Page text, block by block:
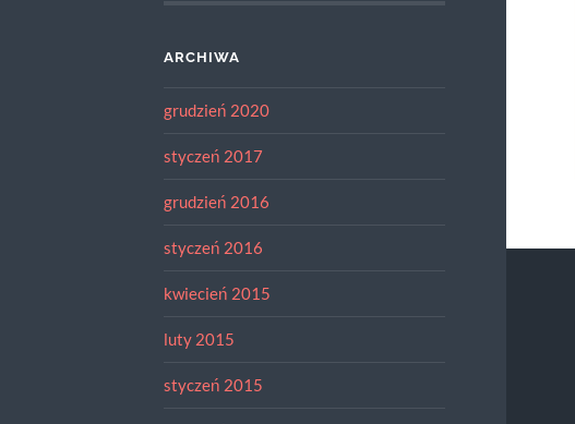
ARCHIWA
grudzień 2020
styczeń 2017
grudzień 2016
styczeń 2016
kwiecień 2015
luty 2015
styczeń 2015